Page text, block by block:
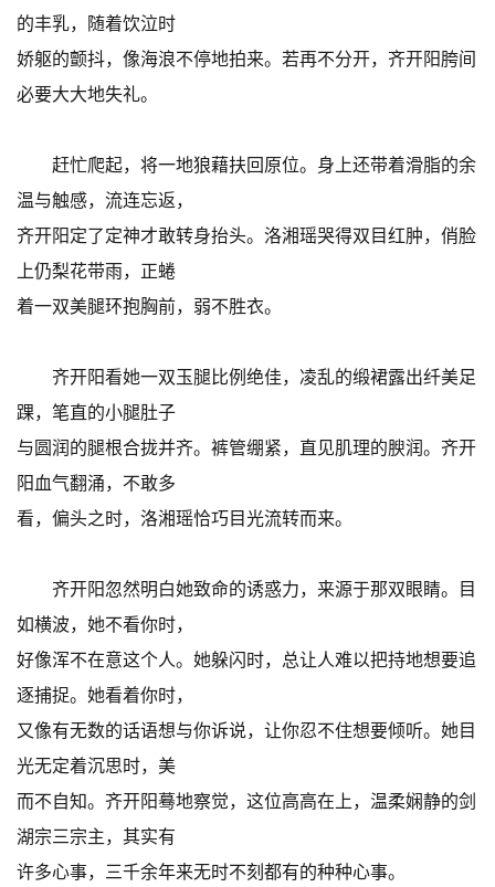
的丰乳，随着饮泣时
娇躯的颤抖，像海浪不停地拍来。若再不分开，齐开阳胯间
必要大大地失礼。
赶忙爬起，将一地狼藉扶回原位。身上还带着滑脂的余
温与触感，流连忘返，
齐开阳定了定神才敢转身抬头。洛湘瑶哭得双目红肿，俏脸
上仍梨花带雨，正蜷
着一双美腿环抱胸前，弱不胜衣。
齐开阳看她一双玉腿比例绝佳，凌乱的缎裙露出纤美足
踝，笔直的小腿肚子
与圆润的腿根合拢并齐。裤管绷紧，直见肌理的腴润。齐开
阳血气翻涌，不敢多
看，偏头之时，洛湘瑶恰巧目光流转而来。
齐开阳忽然明白她致命的诱惑力，来源于那双眼睛。目
如横波，她不看你时，
好像浑不在意这个人。她躲闪时，总让人难以把持地想要追
逐捕捉。她看着你时，
又像有无数的话语想与你诉说，让你忍不住想要倾听。她目
光无定着沉思时，美
而不自知。齐开阳蓦地察觉，这位高高在上，温柔娴静的剑
湖宗三宗主，其实有
许多心事，三千余年来无时不刻都有的种种心事。